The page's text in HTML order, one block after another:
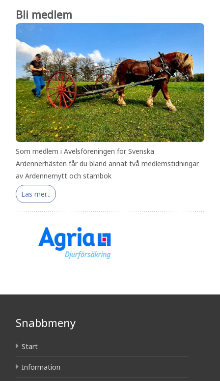
Bli medlem
Som medlem i Avelsföreningen för Svenska
Ardennerhästen får du bland annat två medlemstidningar
av Ardennernytt och stambok
Läs mer...
Snabbmeny
Start
Information